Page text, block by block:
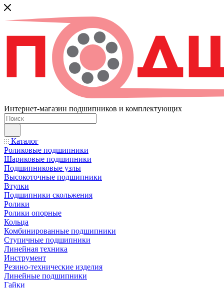
Интернет-магазин подшипников и комплектующих
Каталог
Роликовые подшипники
Шариковые подшипники
Подшипниковые узлы
Высокоточные подшипники
Втулки
Подшипники скольжения
Ролики
Ролики опорные
Кольца
Комбинированные подшипники
Ступичные подшипники
Линейная техника
Инструмент
Резино-технические изделия
Линейные подшипники
Гайки